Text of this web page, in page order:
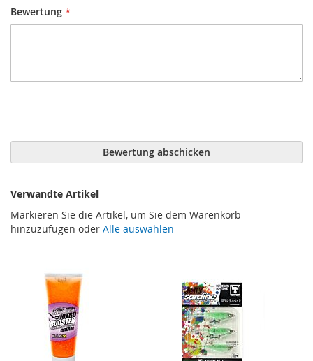
Bewertung
Bewertung abschicken
Verwandte Artikel
Markieren Sie die Artikel, um Sie dem Warenkorb
hinzuzufügen oder Alle auswählen